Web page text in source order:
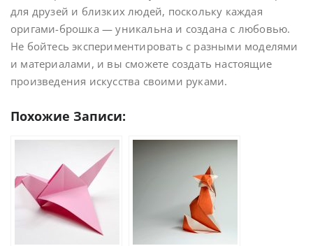
для друзей и близких людей, поскольку каждая
оригами-брошка — уникальна и создана с любовью.
Не бойтесь экспериментировать с разными моделями
и материалами, и вы сможете создать настоящие
произведения искусства своими руками.
Похожие Записи: